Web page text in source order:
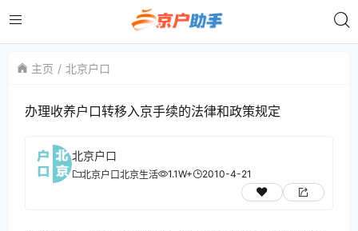
主页 北京户口
办理收养户口转移入京手续的法律和政策规定
北京户口
北京户口北京生活 1.1W+ 2010-4-21